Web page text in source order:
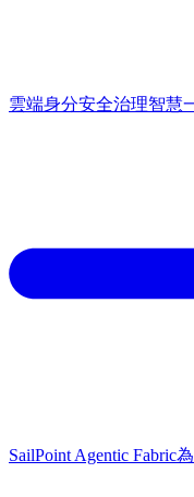
雲端身分安全治理智慧
SailPoint Agentic Fabric